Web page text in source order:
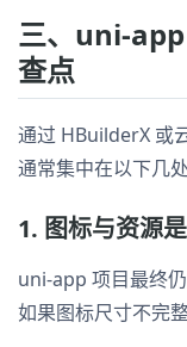
三、uni-app
查点
通过 HBuilderX 或
通常集中在以下几处
1. 图标与资源
uni-app 项目最终
如果图标尺寸不完